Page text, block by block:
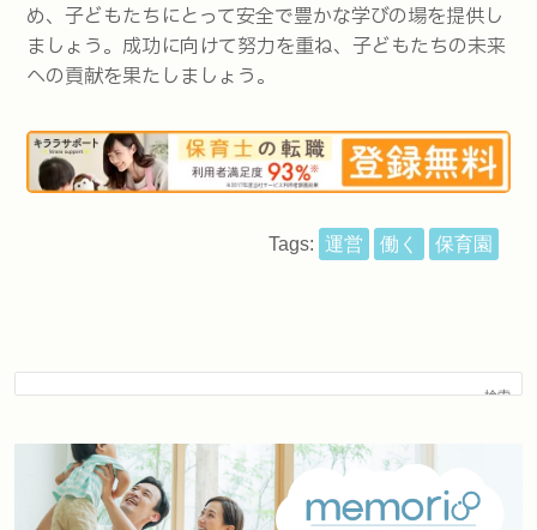
め、子どもたちにとって安全で豊かな学びの場を提供し
ましょう。成功に向けて努力を重ね、子どもたちの未来
への貢献を果たしましょう。
Tags: 運営 働く 保育園
検索